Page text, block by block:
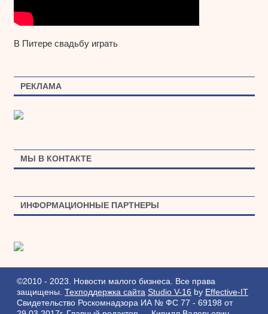
В Питере свадьбу играть
РЕКЛАМА
МЫ В КОНТАКТЕ
ИНФОРМАЦИОННЫЕ ПАРТНЕРЫ
©2010 - 2023. Новости малого бизнеса. Все права
защищены. Техподдержка сайта Studio V-16 by Effective-IT
Свидетельство Роскомнадзора ИА № ФС 77 - 69198 от